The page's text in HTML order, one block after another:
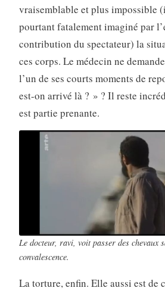
vraisemblable et plus impossible
pourtant fatalement imaginé par
contribution du spectateur) la
ces corps. Le médecin ne
l’un de ses courts moments de
est-on arrivé là ? » ? Il reste
est partie prenante.
Le docteur, ravi, voit passer des chevaux
convalescence.
La torture, enfin. Elle aussi est de